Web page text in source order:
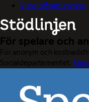
Visselblåsarfunktion
För spelare och
För anonym och
Socialdepartementet.